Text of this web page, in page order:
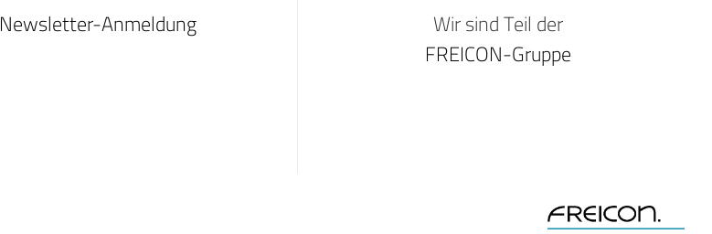
Newsletter-Anmeldung Wir sind Teil der
FREICON-Gruppe